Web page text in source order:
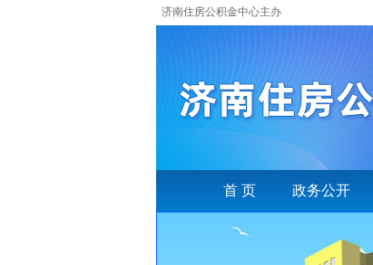
济南住房公积金中心主办
首 页 政务公开